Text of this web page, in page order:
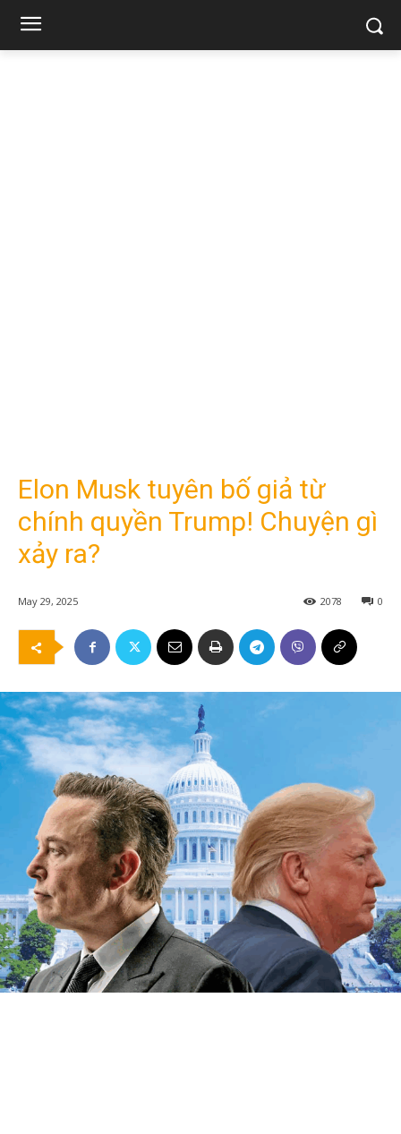
Elon Musk tuyên bố giả từ
chính quyền Trump! Chuyện gì
xảy ra?
May 29, 2025 0
2078